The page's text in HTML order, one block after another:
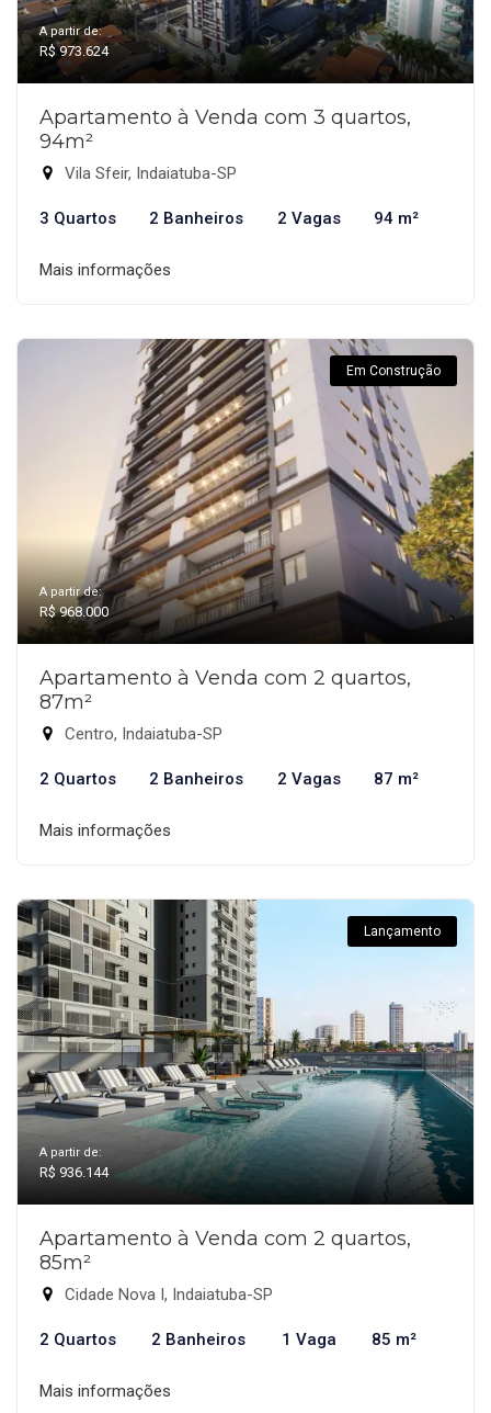
A partir de:
R$ 973.624
Apartamento à Venda com 3 quartos,
94m²
Vila Sfeir, Indaiatuba-SP
3 Quartos 2 Banheiros 2 Vagas 94 m²
Mais informações
Em Construção
A partir de:
R$ 968.000
Apartamento à Venda com 2 quartos,
87m²
Centro, Indaiatuba-SP
2 Quartos 2 Banheiros 2 Vagas 87 m²
Mais informações
Lançamento
A partir de:
R$ 936.144
Apartamento à Venda com 2 quartos,
85m²
Cidade Nova I, Indaiatuba-SP
2 Quartos 2 Banheiros 1 Vaga 85 m²
Mais informações